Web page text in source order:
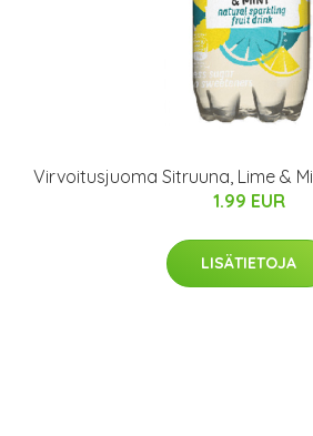
Virvoitusjuoma Sitruuna, Lime &
1.99 EUR
LISÄTIETOJA